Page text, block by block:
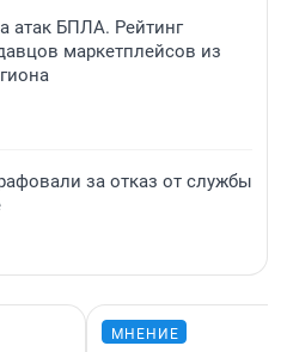
атак БПЛА. Рейтинг
маркетплейсов из
за отказ от службы
МНЕНИЕ